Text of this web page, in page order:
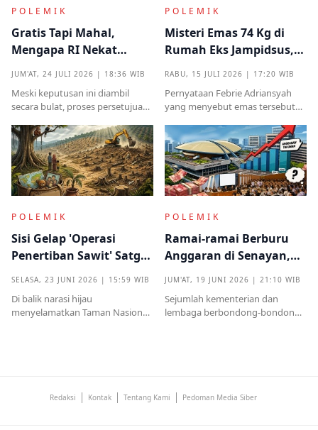
POLEMIK
Gratis Tapi Mahal,
Mengapa RI Nekat
Induk Tua Italia?
JUM'AT, 24 JULI 2026 | 18:36 WIB
Meski keputusan ini diambil
secara bulat, proses persetujuan
kritik tajam terkait prosedur yang
mendadak serta kekhawatiran
akan beban anggaran
POLEMIK
Misteri Emas 74 Kg di
Rumah Eks Jampidsus,
Titipan?
RABU, 15 JULI 2026 | 17:20 WIB
Pernyataan Febrie Adriansyah
yang menyebut emas tersebut
menjadi titik penting dalam
proses pembuktian
POLEMIK
Sisi Gelap 'Operasi
Penertiban Sawit' Satgas
SELASA, 23 JUNI 2026 | 15:59 WIB
Di balik narasi hijau
menyelamatkan Taman Nasional
POLEMIK
Ramai-ramai Berburu
Anggaran di Senayan,
Omon-omon?
JUM'AT, 19 JUNI 2026 | 21:10 WIB
Sejumlah kementerian dan
lembaga berbondong-bondong
Redaksi Kontak Tentang Kami Pedoman Media Siber